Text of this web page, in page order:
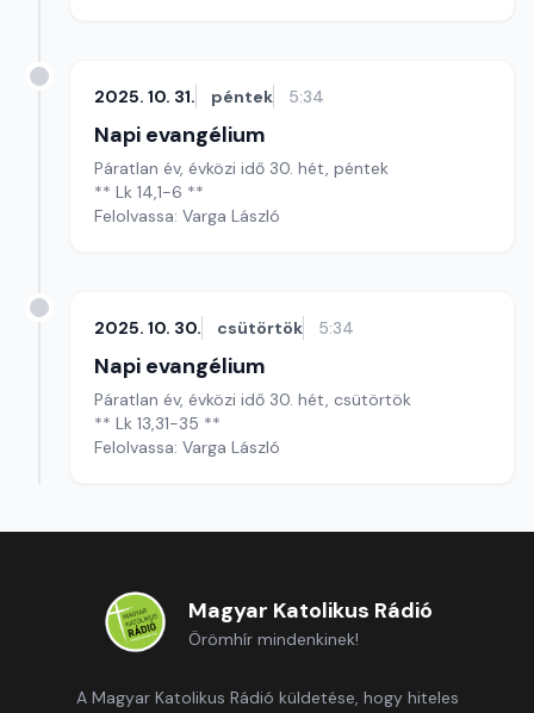
2025. 10. 31. péntek 5:34
Napi evangélium
Páratlan év, évközi idő 30. hét, péntek
** Lk 14,1-6 **
Felolvassa: Varga László
2025. 10. 30. csütörtök 5:34
Napi evangélium
Páratlan év, évközi idő 30. hét, csütörtök
** Lk 13,31-35 **
Felolvassa: Varga László
Magyar Katolikus Rádió
Örömhír mindenkinek!
A Magyar Katolikus Rádió küldetése, hogy hiteles